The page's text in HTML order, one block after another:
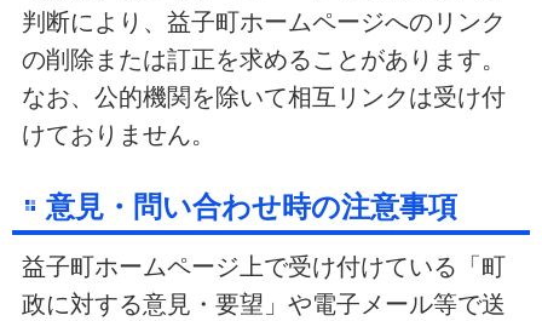
判断により、益子町ホームページへのリンク
の削除または訂正を求めることがあります。
なお、公的機関を除いて相互リンクは受け付
けておりません。
意見・問い合わせ時の注意事項
益子町ホームページ上で受け付けている「町
政に対する意見・要望」や電子メール等で送